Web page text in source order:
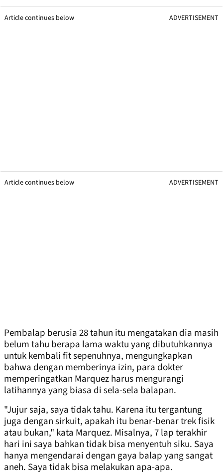
Article continues below ADVERTISEMENT
Article continues below ADVERTISEMENT
Pembalap berusia 28 tahun itu mengatakan dia masih
belum tahu berapa lama waktu yang dibutuhkannya
untuk kembali fit sepenuhnya, mengungkapkan
bahwa dengan memberinya izin, para dokter
memperingatkan Marquez harus mengurangi
latihannya yang biasa di sela-sela balapan.
"Jujur saja, saya tidak tahu. Karena itu tergantung
juga dengan sirkuit, apakah itu benar-benar trek fisik
atau bukan," kata Marquez. Misalnya, 7 lap terakhir
hari ini saya bahkan tidak bisa menyentuh siku. Saya
hanya mengendarai dengan gaya balap yang sangat
aneh. Saya tidak bisa melakukan apa-apa.